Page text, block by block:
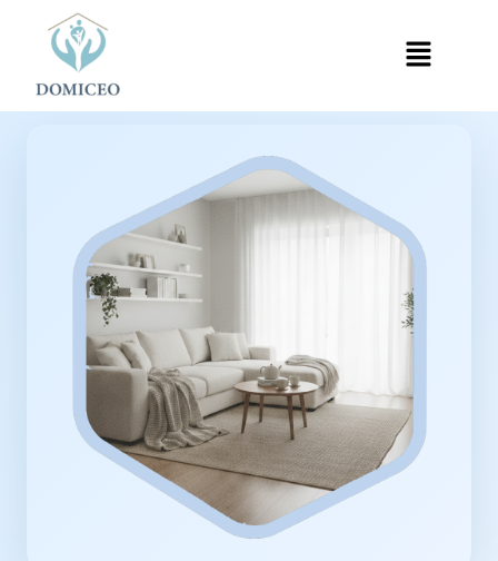
Accueil›Ménage à Domicile
Panneau de gestion des cookies